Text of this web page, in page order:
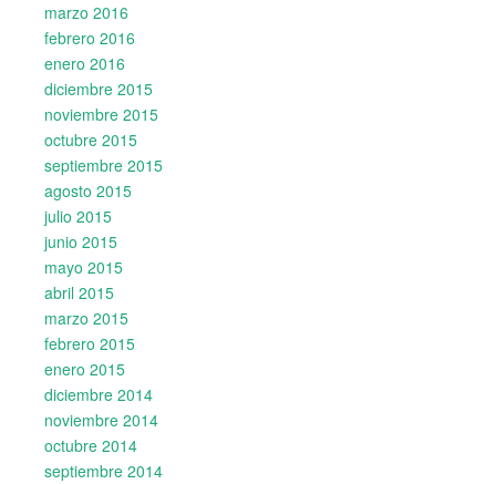
marzo 2016
febrero 2016
enero 2016
diciembre 2015
noviembre 2015
octubre 2015
septiembre 2015
agosto 2015
julio 2015
junio 2015
mayo 2015
abril 2015
marzo 2015
febrero 2015
enero 2015
diciembre 2014
noviembre 2014
octubre 2014
septiembre 2014